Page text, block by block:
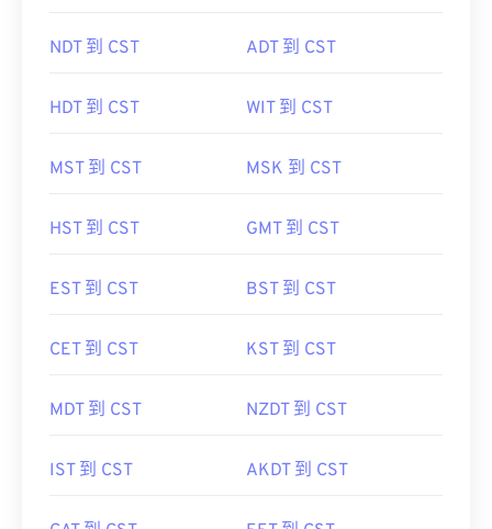
NDT 到 CST ADT 到 CST
HDT 到 CST WIT 到 CST
MST 到 CST MSK 到 CST
HST 到 CST GMT 到 CST
EST 到 CST BST 到 CST
CET 到 CST KST 到 CST
MDT 到 CST NZDT 到 CST
IST 到 CST AKDT 到 CST